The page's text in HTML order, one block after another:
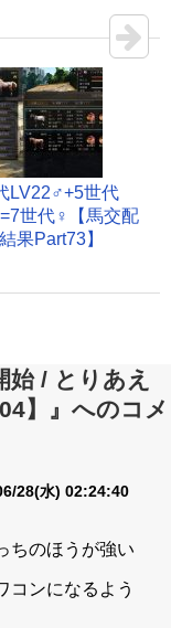
LV22♂+5世代
世代♀【馬交配
果Part73】
始 / とりあえ
】』へのコメ
28(水) 02:24:40
ちのほうが強い
コンになるよう